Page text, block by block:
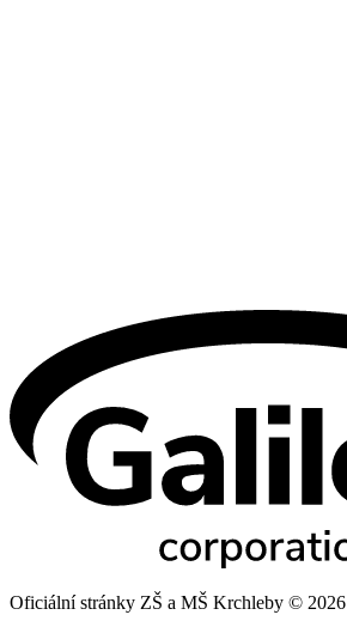
Oficiální stránky ZŠ a MŠ Krchleby © 2026